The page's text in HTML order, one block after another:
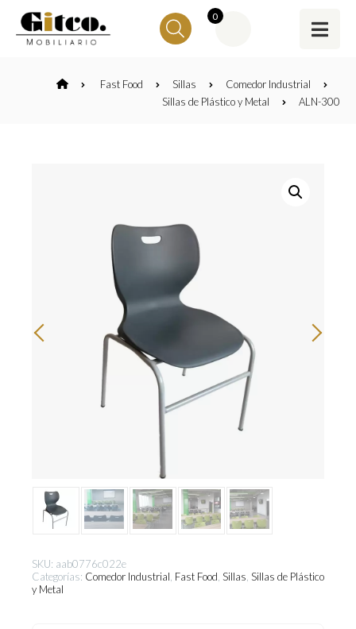
0
Fast Food Sillas
Comedor Industrial
Sillas de Plástico y Metal
ALN-300
SKU: aab0776c022e
Categorías: Comedor Industrial, Fast Food, Sillas, Sillas de Plástico
y Metal